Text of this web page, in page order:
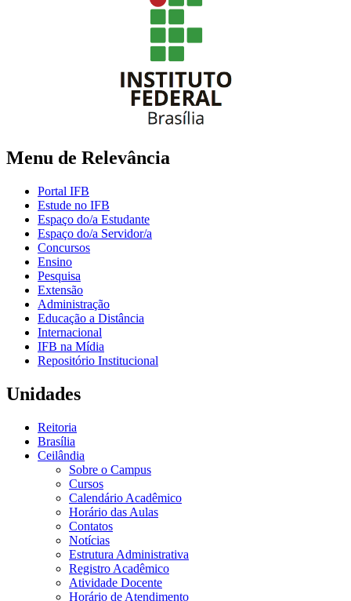
Menu de Relevância
Portal IFB
Estude no IFB
Espaço do/a Estudante
Espaço do/a Servidor/a
Concursos
Ensino
Pesquisa
Extensão
Administração
Educação a Distância
Internacional
IFB na Mídia
Repositório Institucional
Unidades
Reitoria
Brasília
Ceilândia
Sobre o Campus
Cursos
Calendário Acadêmico
Horário das Aulas
Contatos
Notícias
Estrutura Administrativa
Registro Acadêmico
Atividade Docente
Horário de Atendimento